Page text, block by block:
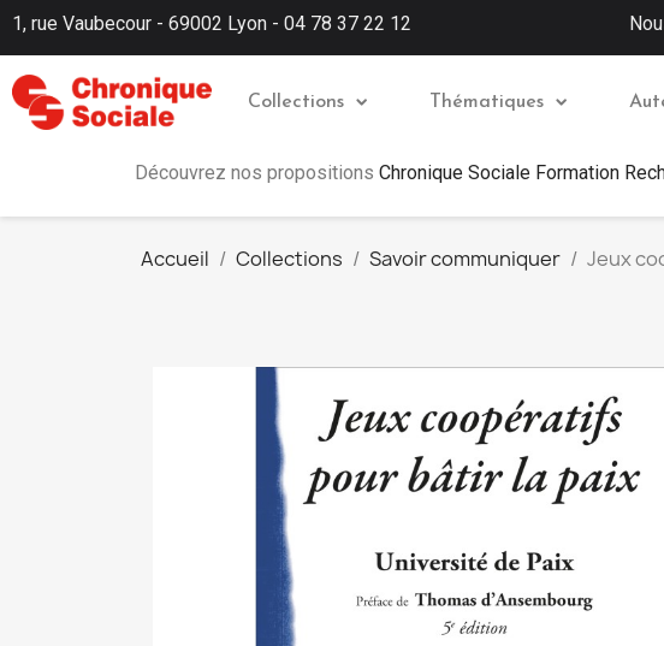
1, rue Vaubecour - 69002 Lyon - 04 78 37 22 12
Collections Thématiques
Découvrez nos propositions Chronique Sociale Formation
Accueil Collections Savoir communiquer Jeux